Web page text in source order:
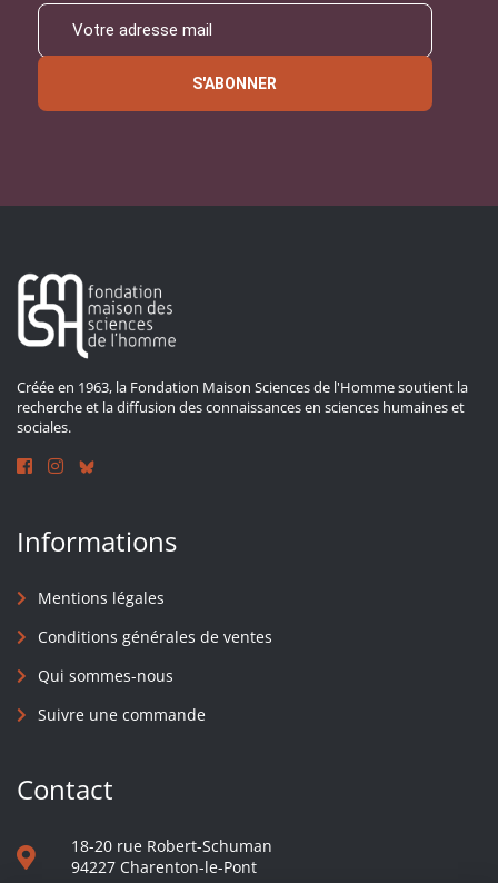
S'ABONNER
Créée en 1963, la Fondation Maison Sciences de l'Homme soutient la
recherche et la diffusion des connaissances en sciences humaines et
sociales.
Informations
Mentions légales
Conditions générales de ventes
Qui sommes-nous
Suivre une commande
Contact
18-20 rue Robert-Schuman
94227 Charenton-le-Pont